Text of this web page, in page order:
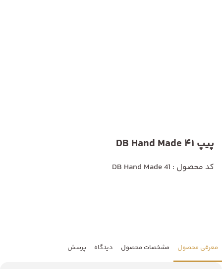
پیپ DB Hand Made 41
کد محصول : DB Hand Made 41
معرفی محصول مشخصات محصول دیدگاه پرسش